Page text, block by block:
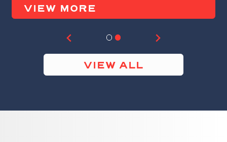
VIEW MORE
VIEW ALL